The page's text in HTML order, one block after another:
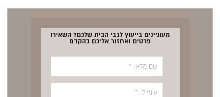
מעוניינים בייעוץ לגבי הבית שלכם? השאירו
פרטים ואחזור אליכם בהקדם